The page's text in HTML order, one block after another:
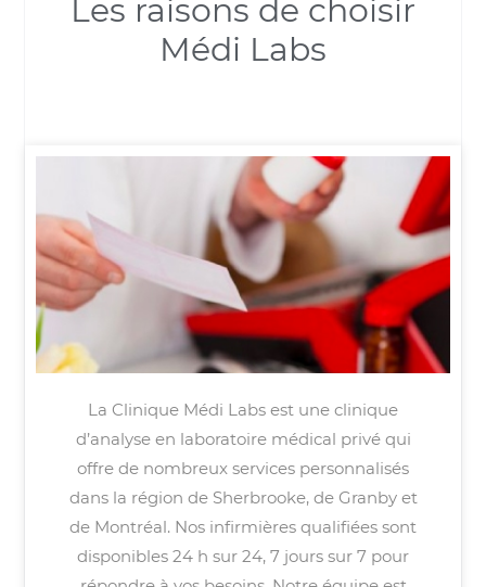
Les raisons de choisir
Médi Labs
La Clinique Médi Labs est une clinique
d’analyse en laboratoire médical privé qui
offre de nombreux services personnalisés
dans la région de Sherbrooke, de Granby et
de Montréal. Nos infirmières qualifiées sont
disponibles 24 h sur 24, 7 jours sur 7 pour